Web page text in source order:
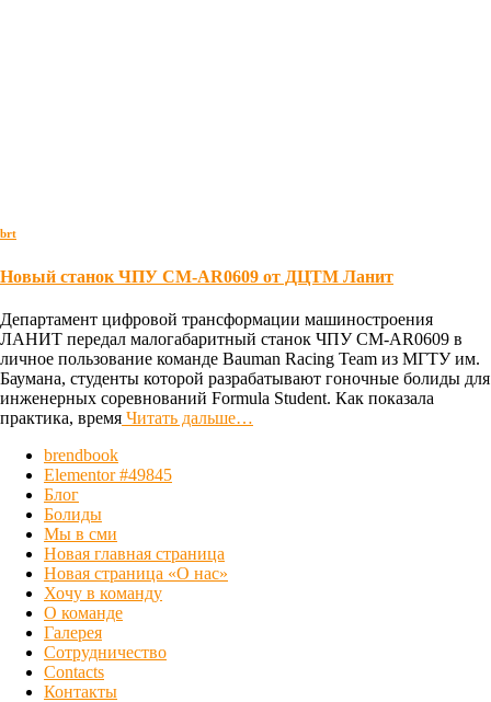
brt
Новый станок ЧПУ CM-AR0609 от ДЦТМ Ланит
Департамент цифровой трансформации машиностроения
ЛАНИТ передал малогабаритный станок ЧПУ CM-AR0609 в
личное пользование команде Bauman Racing Team из МГТУ им.
Баумана, студенты которой разрабатывают гоночные болиды для
инженерных соревнований Formula Student. Как показала
практика, время Читать дальше…
brendbook
Elementor #49845
Блог
Болиды
Мы в сми
Новая главная страница
Новая страница «О нас»
Хочу в команду
О команде
Галерея
Сотрудничество
Contacts
Контакты